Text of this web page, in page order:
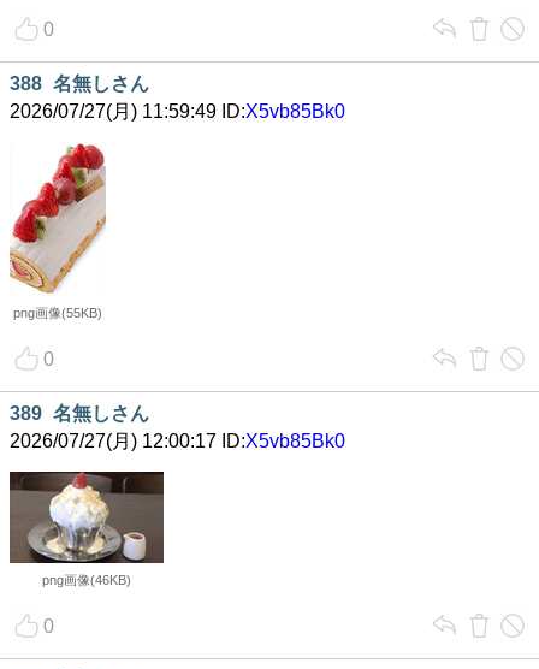
0
388 名無しさん
2026/07/27(月) 11:59:49 ID:X5vb85Bk0
png画像(55KB)
0
389 名無しさん
2026/07/27(月) 12:00:17 ID:X5vb85Bk0
png画像(46KB)
0